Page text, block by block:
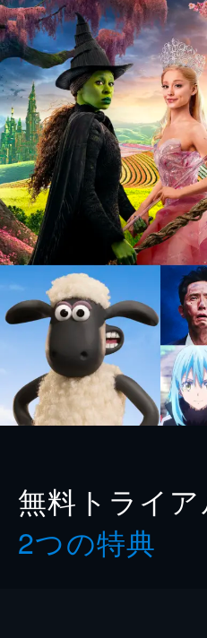
無料トライ
2つの特典